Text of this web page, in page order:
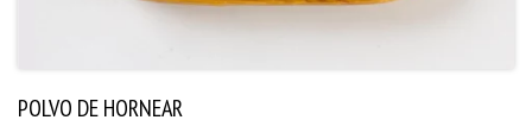
POLVO DE HORNEAR